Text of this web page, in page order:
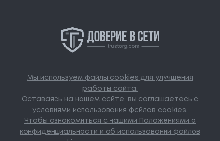
Мы используем файлы cookies для улучшения
работы сайта.
Оставаясь на нашем сайте, вы соглашаетесь с
условиями использования файлов cookies.
Чтобы ознакомиться с нашими Положениями о
конфиденциальности и об использовании файлов